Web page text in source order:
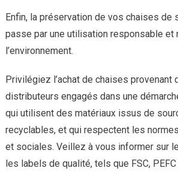
Enfin, la préservation de vos chaises de
passe par une utilisation responsable et
l’environnement.
Privilégiez l’achat de chaises provenant
distributeurs engagés dans une
qui utilisent des matériaux issus de
recyclables, et qui respectent les
et sociales. Veillez à vous informer sur
les labels de qualité, tels que FSC,